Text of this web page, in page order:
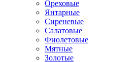
Ореховые
Янтарные
Сиреневые
Салатовые
Фиолетовые
Мятные
Золотые